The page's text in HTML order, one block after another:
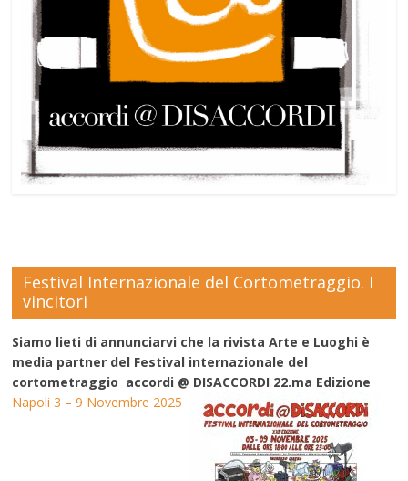
Festival Internazionale del Cortometraggio. I
vincitori
Siamo lieti di annunciarvi che la rivista Arte e Luoghi è
media partner del Festival internazionale del
cortometraggio accordi @ DISACCORDI 22.ma Edizione
Napoli 3 – 9 Novembre 2025